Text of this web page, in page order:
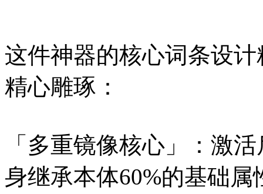
这件神器的核心词条设
精心雕琢：
「多重镜像核心」：激
身继承本体60%的基础